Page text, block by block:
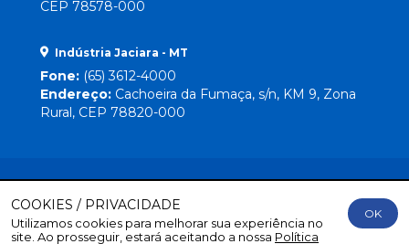
CEP 78578-000
Indústria Jaciara - MT
Fone: (65) 3612-4000
Endereço: Cachoeira da Fumaça, s/n, KM 9, Zona
Rural, CEP 78820-000
Direitos Reservados© 2026 Lebrinha |By Mr. Wolf
COOKIES / PRIVACIDADE
Utilizamos cookies para melhorar sua experiência no
site. Ao prosseguir, estará aceitando a nossa Política
OK